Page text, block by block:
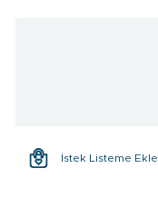
İstek Listeme Ekle